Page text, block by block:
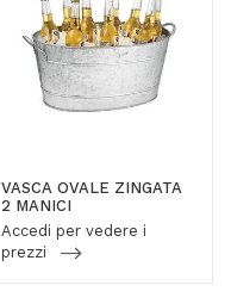
VASCA OVALE ZINGATA
2 MANICI
Accedi per vedere i
prezzi